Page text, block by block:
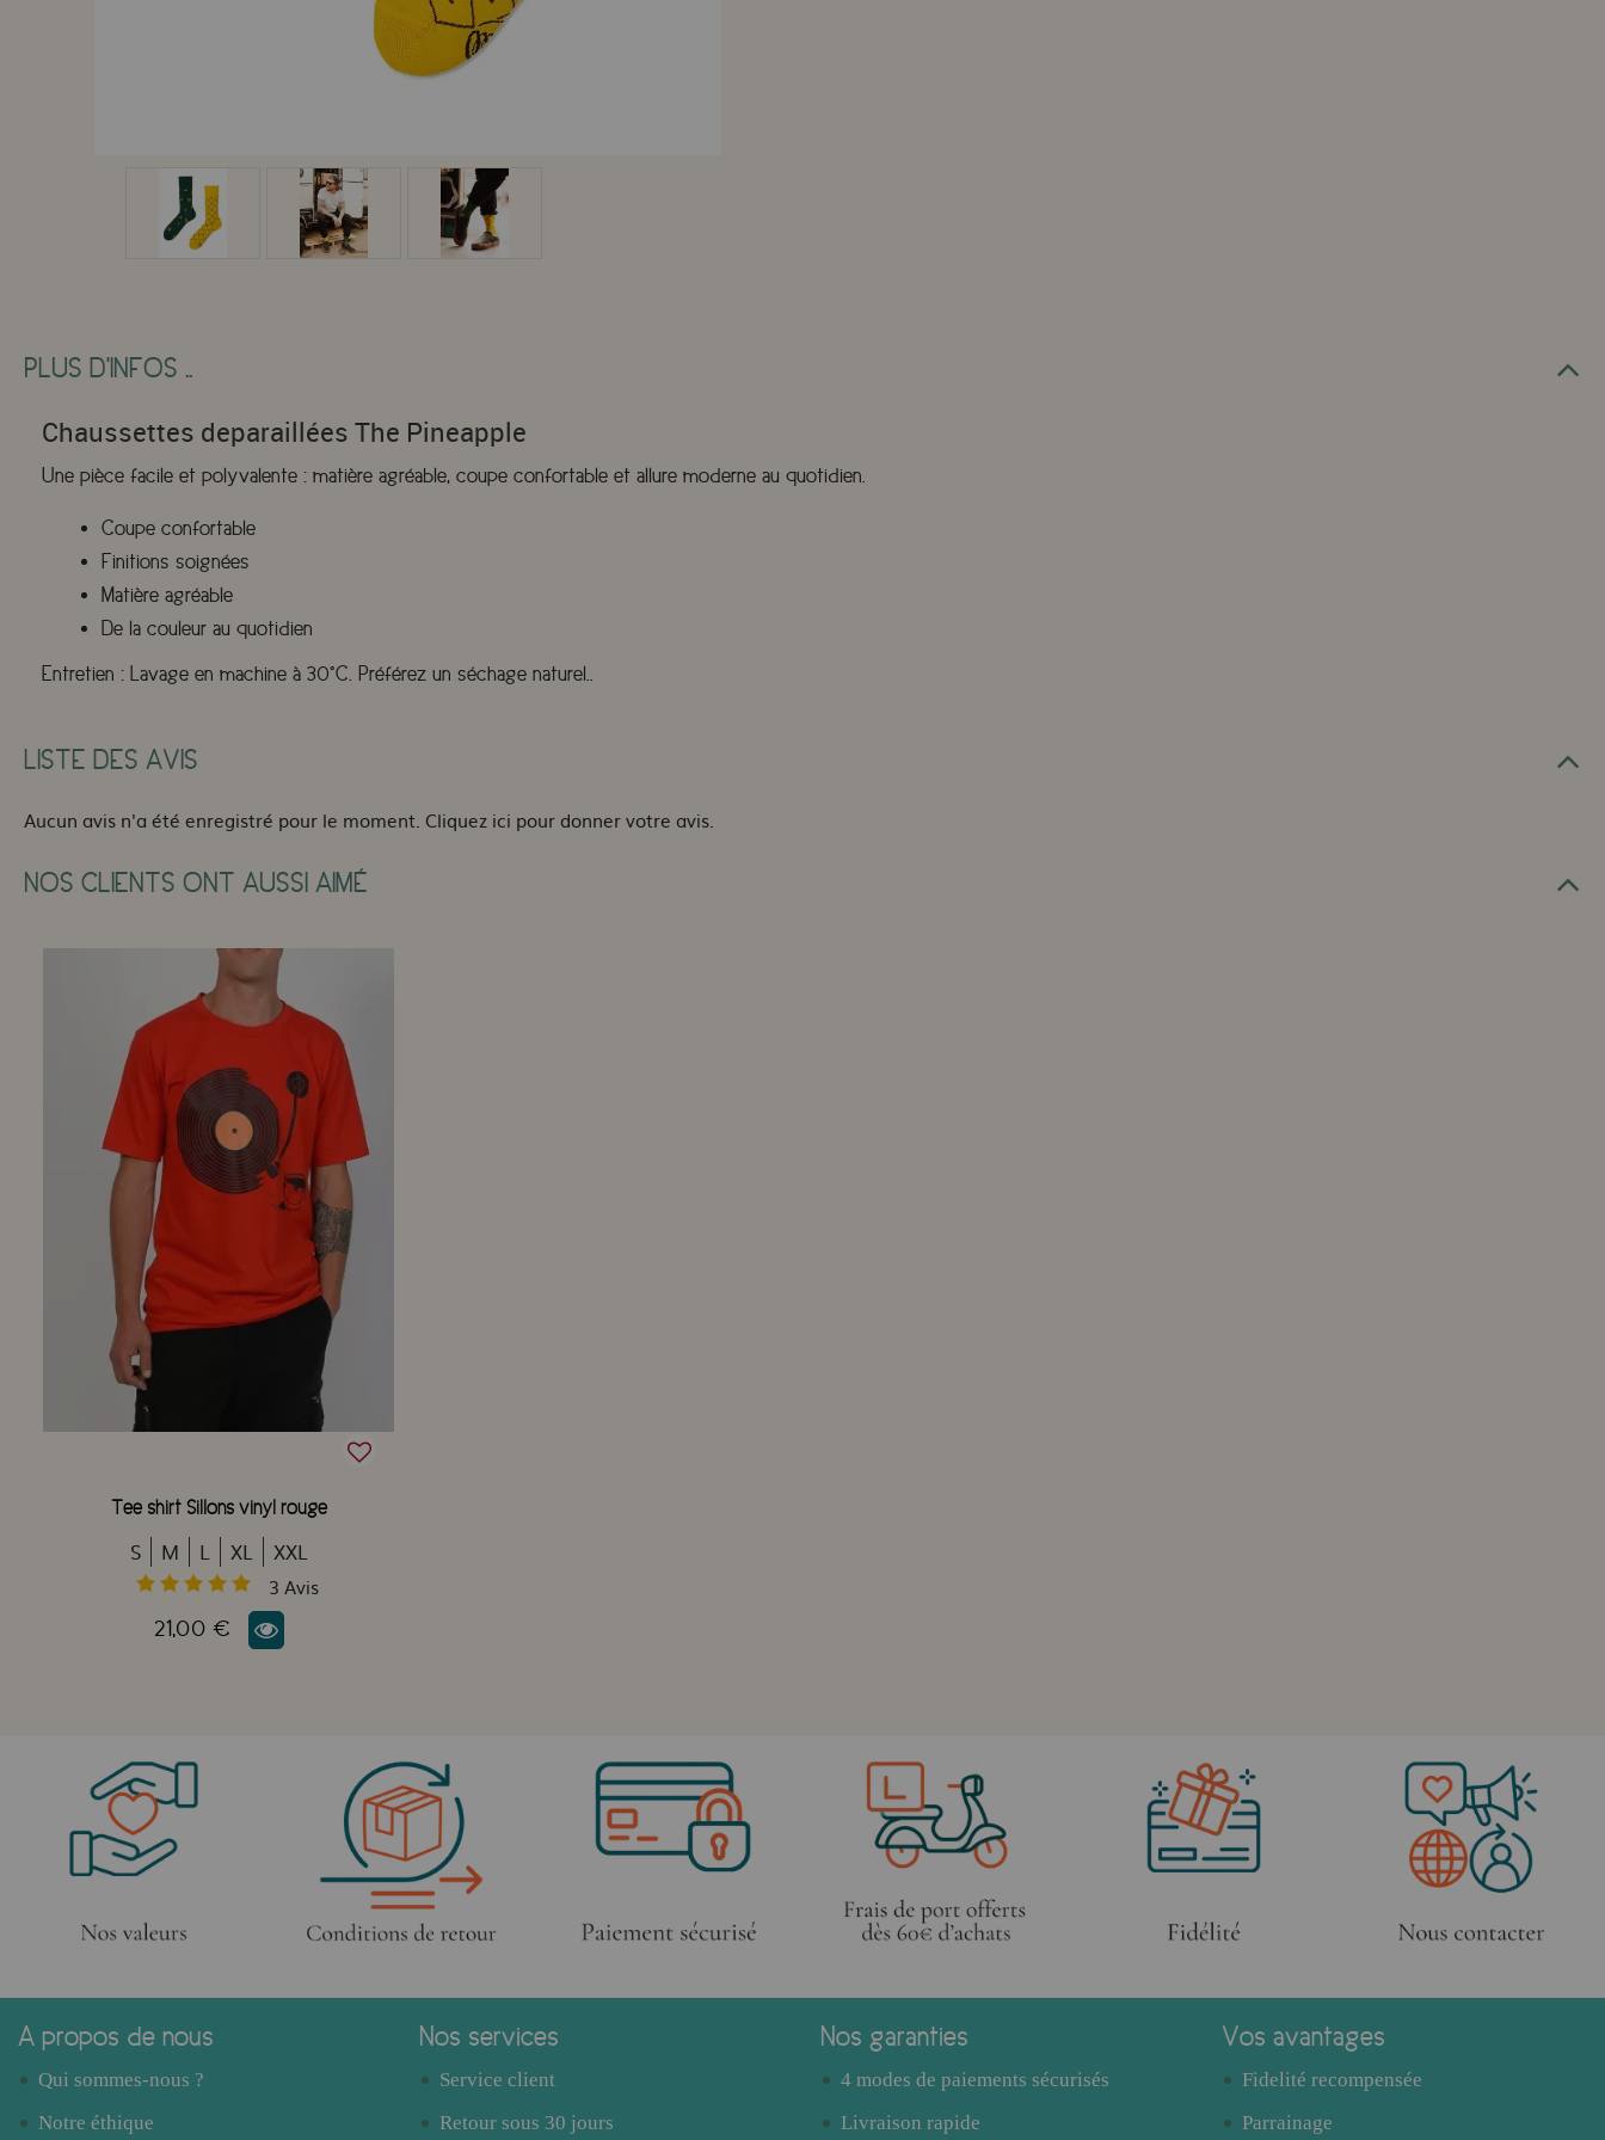
PLUS D'INFOS ..
Chaussettes deparaillées The Pineapple
Une pièce facile et polyvalente : matière agréable, coupe confortable et allure moderne au quotidien.
Coupe confortable
Finitions soignées
Matière agréable
De la couleur au quotidien
Entretien : Lavage en machine à 30°C. Préférez un séchage naturel..
LISTE DES AVIS
Aucun avis n'a été enregistré pour le moment. Cliquez ici pour donner votre avis.
NOS CLIENTS ONT AUSSI AIMÉ
Tee shirt Sillons vinyl rouge
S M L XL XXL
3 Avis
21,00 €
A propos de nous
Qui sommes-nous ?
Notre éthique
Nos services
Service client
Retour sous 30 jours
Nos garanties
4 modes de paiements sécurisés
Livraison rapide
Vos avantages
Fidelité recompensée
Parrainage